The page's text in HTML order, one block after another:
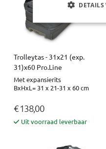
Trolleytas - 31x21 (exp.
31)x60 Pro.Line
Met expansierits
BxHxL= 31 x 21-31 x 60 cm
€ 138,00
Uit voorraad leverbaar
DETAILS